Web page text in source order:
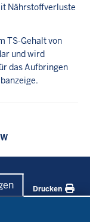
Nährstoffverluste
TS-Gehalt von
und wird
das Aufbringen
Drucken